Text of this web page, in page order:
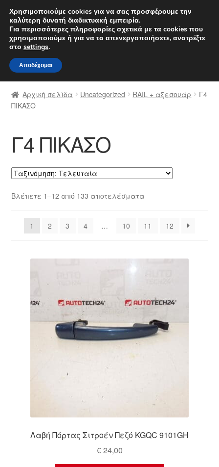
ΑΠΟΣΤΟΛΗ από 7 EUR
Δευτέρα-Παρ. 9 π.μ. - 4 μ.μ.
Απευθείας
μετάβαση
στην
πλοήγηση
Μετάβαση
σε
περιεχόμενο
Αρχική
Διαδικασία Παραπόνων
Καροτσάκι
Μεταφορά
Ολοκλήρωση αγοράς
Οροι και Προϋποθέσεις
Παγκόσμια αποστολή
πληρωμές
Αρχική σελίδα Uncategorized RAIL + αξεσουάρ
Γ4
ΠΙΚΑΣΟ
Γ4 ΠΙΚΑΣΟ
Βλέπετε 1–12 από 133 αποτελέσματαSorted
1
2 3 4 … 10 11 12
Λαβή Πόρτας Σιτροέν Πεζό KGQC 9101GH
€24,00
Χρησιμοποιούμε cookies για να σας προσφέρουμε την
καλύτερη δυνατή διαδικτυακή εμπειρία.
Για περισσότερες πληροφορίες σχετικά με τα cookies που
χρησιμοποιούμε ή για να τα απενεργοποιήσετε, ανατρέξτε
στο settings.
Αποδέχομαι